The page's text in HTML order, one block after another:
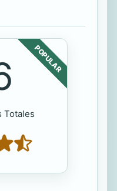
POPULAR
Totales